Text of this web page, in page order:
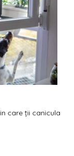
care ții canicula